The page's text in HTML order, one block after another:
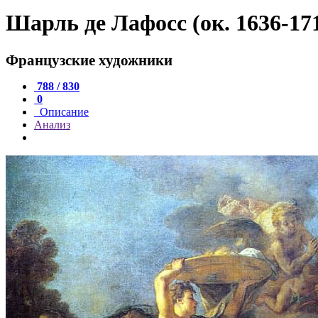
Шарль де Лафосс (ок. 1636-
Французские художники
788 / 830
0
Описание
Анализ